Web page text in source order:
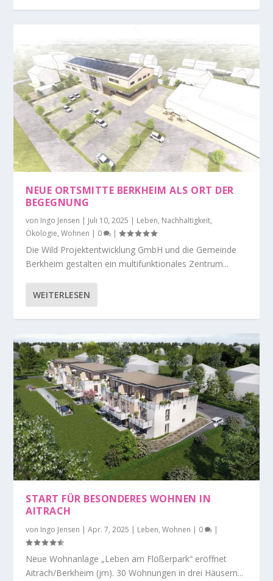
NEUE ORTSMITTE BERKHEIM ALS ORT DER
BEGEGNUNG
von Ingo Jensen | Juli 10, 2025 | Leben, Nachhaltigkeit,
Ökologie,Wohnen | 0 |
Die Wild Projektentwicklung GmbH und die Gemeinde
Berkheim gestalten ein multifunktionales Zentrum...
WEITERLESEN
START FÜR BESONDERES WOHNEN IN
AITRACH
von Ingo Jensen |Apr. 7, 2025 Leben,Wohnen 0
Neue Wohnanlage „Leben am Flößerpark“ eröffnet
Aitrach/Berkheim (jm). 30 Wohnungen in drei Häusern...